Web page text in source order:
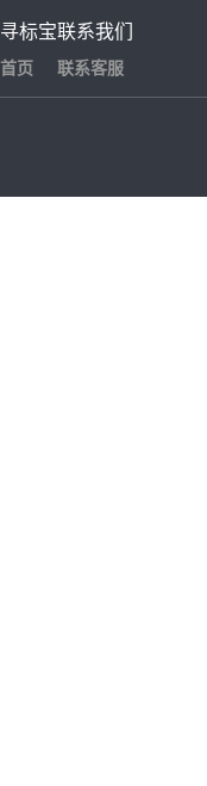
寻标宝
首页
联系我们
联系客服